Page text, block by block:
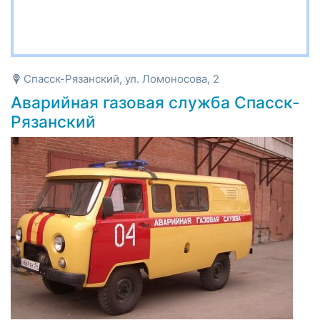
Спасск-Рязанский, ул. Ломоносова, 2
Аварийная газовая служба Спасск-
Рязанский